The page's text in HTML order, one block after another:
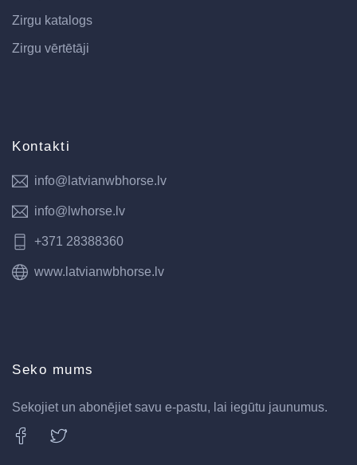
Zirgu katalogs
Zirgu vērtētāji
Kontakti
info@latvianwbhorse.lv
info@lwhorse.lv
+371 28388360
www.latvianwbhorse.lv
Seko mums
Sekojiet un abonējiet savu e-pastu, lai iegūtu jaunumus.